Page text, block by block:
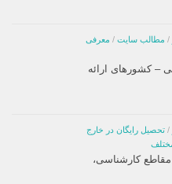
/ مطالب سایت / معرفی
– کشورهای ارائه
/ تحصیل رایگان در خارج
مقاطع کارشناسی،